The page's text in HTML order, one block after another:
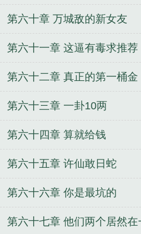
第六十章 万城敌的新女友
第六十一章 这逼有毒求推荐
第六十二章 真正的第一桶金
第六十三章 一卦10两
第六十四章 算就给钱
第六十五章 许仙敢日蛇
第六十六章 你是最坑的
第六十七章 他们两个居然在